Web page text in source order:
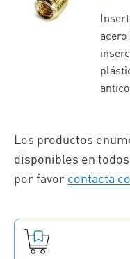
Los productos
disponibles en
por favor contacta